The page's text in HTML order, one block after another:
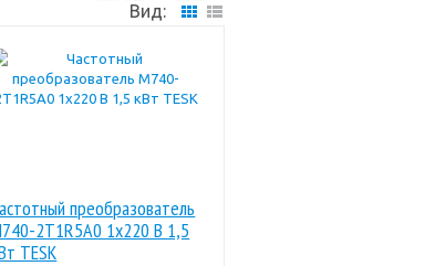
Вид:
преобразователь
2T1R5A0 1х220 В 1,5
TESK